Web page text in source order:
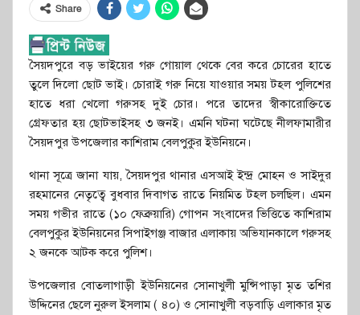
Share
সৈয়দপুরে বড় ভাইয়ের গরু গোয়াল থেকে বের করে চোরের হাতে
তুলে দিলো ছোট ভাই। চোরাই গরু নিয়ে যাওয়ার সময় টহল পুলিশের
হাতে ধরা খেলো গরুসহ দুই চোর। পরে তাদের স্বীকারোক্তিতে
গ্রেফতার হয় ছোটভাইসহ ৩ জনই। এমনি ঘটনা ঘটেছে নীলফামারীর
সৈয়দপুর উপজেলার কাশিরাম বেলপুকুর ইউনিয়নে।
থানা সূত্রে জানা যায়, সৈয়দপুর থানার এসআই ইন্দ্র মোহন ও সাইদুর
রহমানের নেতৃত্বে বুধবার দিবাগত রাতে নিয়মিত টহল চলছিল। এমন
সময় গভীর রাতে (১০ ফেব্রুয়ারি) গোপন সংবাদের ভিত্তিতে কাশিরাম
বেলপুকুর ইউনিয়নের সিপাইগঞ্জ বাজার এলাকায় অভিযানকালে গরুসহ
২ জনকে আটক করে পুলিশ।
উপজেলার বোতলাগাড়ী ইউনিয়নের সোনাখুলী মুন্সিপাড়া মৃত তশির
উদ্দিনের ছেলে নুরুল ইসলাম ( ৪০) ও সোনাখুলী বড়বাড়ি এলাকার মৃত